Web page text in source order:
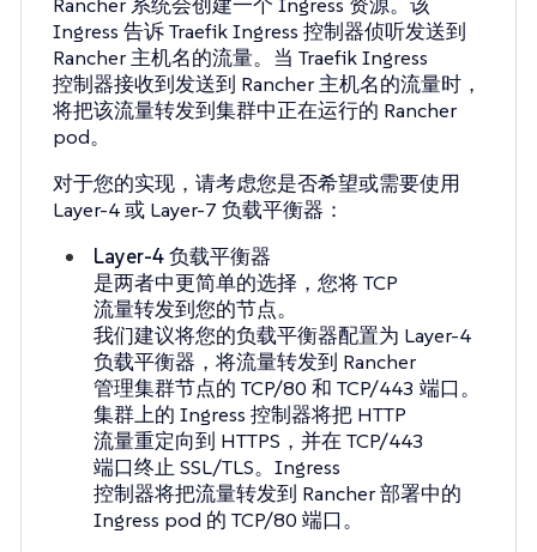
Ingress 告诉 Traefik Ingress 控制器侦听发送到
Rancher 主机名的流量。当 Traefik Ingress
控制器接收到发送到 Rancher 主机名的流量时，
将把该流量转发到集群中正在运行的 Rancher
pod。
对于您的实现，请考虑您是否希望或需要使用
Layer-4 或 Layer-7 负载平衡器：
Layer-4 负载平衡器
是两者中更简单的选择，您将 TCP
流量转发到您的节点。
我们建议将您的负载平衡器配置为 Layer-4
负载平衡器，将流量转发到 Rancher
管理集群节点的 TCP/80 和 TCP/443 端口。
集群上的 Ingress 控制器将把 HTTP
流量重定向到 HTTPS，并在 TCP/443
端口终止 SSL/TLS。Ingress
控制器将把流量转发到 Rancher 部署中的
Ingress pod 的 TCP/80 端口。